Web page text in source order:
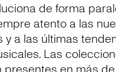
de forma
atento a las
y a las últimas
Las